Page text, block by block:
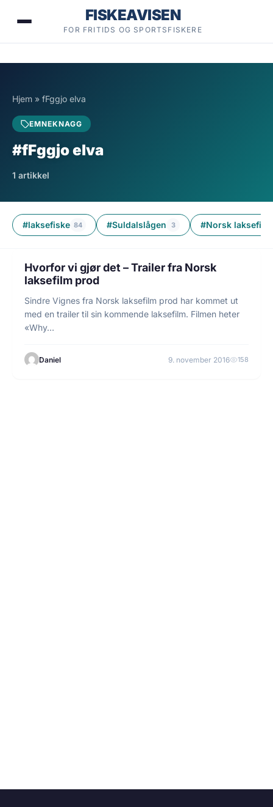
FISKEAVISEN
FOR FRITIDS OG SPORTSFISKERE
Hjem » fFggjo elva
EMNEKNAGG
#fFggjo elva
1 artikkel
#laksefiske 84 #Suldalslågen 3 #Norsk
FISKE
2 min lesetid
Hvorfor vi gjør det – Trailer fra Norsk
laksefilm prod
Sindre Vignes fra Norsk laksefilm prod har kommet ut
med en trailer til sin kommende laksefilm. Filmen heter
«Why…
Daniel 9. november 2016 158